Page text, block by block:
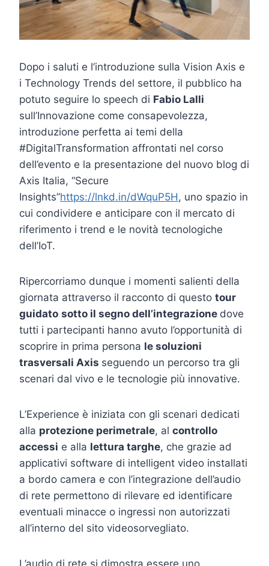
Dopo i saluti e l’introduzione sulla Vision Axis e
i Technology Trends del settore, il pubblico ha
potuto seguire lo speech di Fabio Lalli
sull’Innovazione come consapevolezza,
introduzione perfetta ai temi della
#DigitalTransformation affrontati nel corso
dell’evento e la presentazione del nuovo blog di
Axis Italia, “Secure
Insights”https://lnkd.in/dWquP5H, uno spazio in
cui condividere e anticipare con il mercato di
riferimento i trend e le novità tecnologiche
dell’IoT.
Ripercorriamo dunque i momenti salienti della
giornata attraverso il racconto di questo tour
guidato sotto il segno dell’integrazione dove
tutti i partecipanti hanno avuto l’opportunità di
scoprire in prima persona le soluzioni
trasversali Axis seguendo un percorso tra gli
scenari dal vivo e le tecnologie più innovative.
L’Experience è iniziata con gli scenari dedicati
alla protezione perimetrale, al controllo
accessi e alla lettura targhe, che grazie ad
applicativi software di intelligent video installati
a bordo camera e con l’integrazione dell’audio
di rete permettono di rilevare ed identificare
eventuali minacce o ingressi non autorizzati
all’interno del sito videosorvegliato.